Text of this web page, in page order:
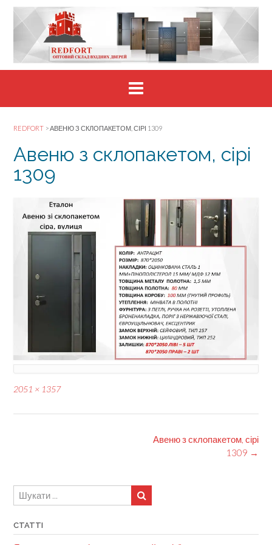
Skip
content
REDFORT >АВЕНЮ З СКЛОПАКЕТОМ, СІРІ 1309
Авеню з склопакетом, сірі
1309
Full
2051 × 1357
Авеню з склопакетом, сірі
1309 →
СТАТТІ